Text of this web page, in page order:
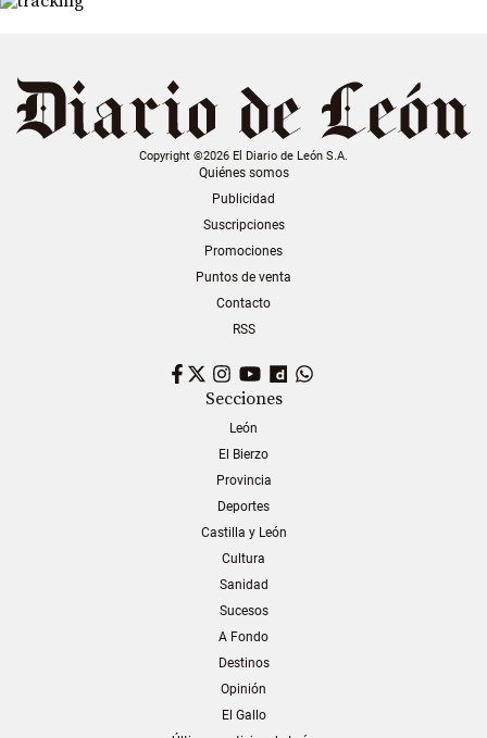
Copyright ©2026 El Diario de León S.A.
Quiénes somos
Publicidad
Suscripciones
Promociones
Puntos de venta
Contacto
RSS
Facebook
TwitterInstagram
YouTubeDailymotion
Secciones
León
El Bierzo
Provincia
Deportes
Castilla y León
Cultura
Sanidad
Sucesos
A Fondo
Destinos
Opinión
El Gallo